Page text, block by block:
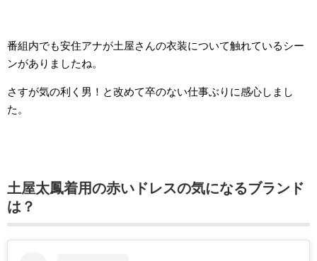
番組内でも安住アナが土屋さんの衣装について触れているシー
ンがありましたね。
さすが気の利く男！と改めて卒のない仕事ぶりに感心しまし
た。
土屋太鳳着用の赤いドレスの気になるブランド
は？